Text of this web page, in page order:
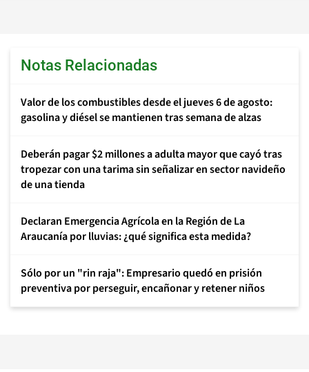
Notas Relacionadas
Valor de los combustibles desde el jueves 6 de agosto:
gasolina y diésel se mantienen tras semana de alzas
Deberán pagar $2 millones a adulta mayor que cayó tras
tropezar con una tarima sin señalizar en sector navideño
de una tienda
Declaran Emergencia Agrícola en la Región de La
Araucanía por lluvias: ¿qué significa esta medida?
Sólo por un "rin raja": Empresario quedó en prisión
preventiva por perseguir, encañonar y retener niños